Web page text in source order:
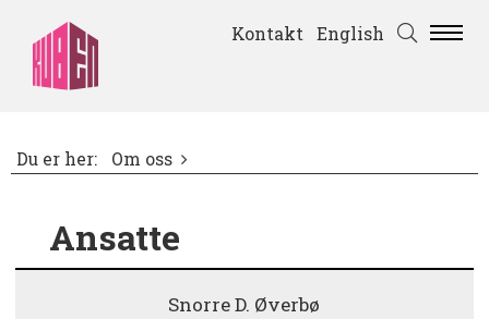
Kontakt English
Du er her: Om oss
Ansatte
Snorre D. Øverbø